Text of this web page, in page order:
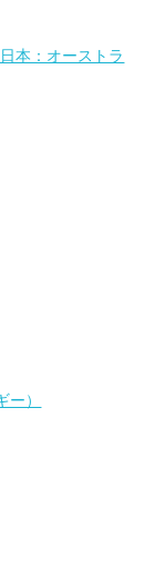
本：オーストラ
）